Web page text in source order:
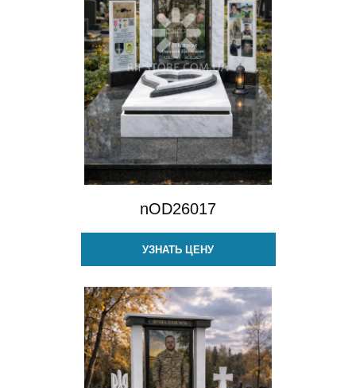
nOD26017
УЗНАТЬ ЦЕНУ